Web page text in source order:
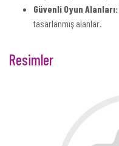
Güvenli Oyun Alanları:
tasarlanmış alanlar.
Resimler